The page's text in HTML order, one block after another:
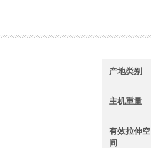
产地类别
主机重量
有效拉伸空
间